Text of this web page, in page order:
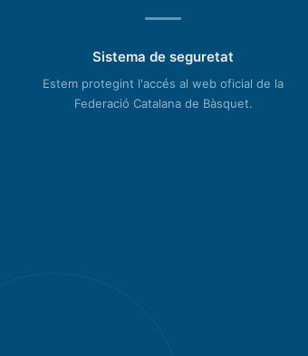
Sistema de seguretat
Estem protegint l'accés al web oficial de la
Federació Catalana de Bàsquet.